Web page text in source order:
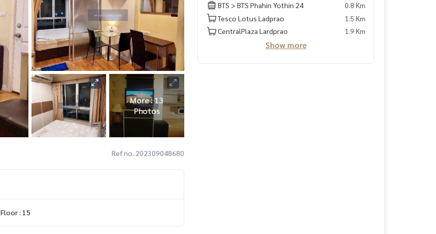
More : 13
Photos
Ref no. 202309048680
Floor : 15
BTS > BTS Phahin Yothin 24
0.8 Km
Tesco Lotus Ladprao
1.5 Km
CentralPlaza Lardprao
1.9 Km
Show more